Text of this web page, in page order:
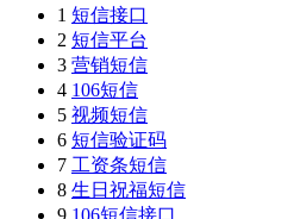
1 短信接口
2 短信平台
3 营销短信
4 106短信
5 视频短信
6 短信验证码
7 工资条短信
8 生日祝福短信